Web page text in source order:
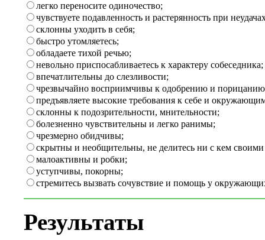
легко переносите одиночество;
чувствуете подавленность и растерянность при
склонны уходить в себя;
быстро утомляетесь;
обладаете тихой речью;
невольно приспосабливаетесь к характеру собеседника;
впечатлительны до слезливости;
чрезвычайно восприимчивы к одобрению и
предъявляете высокие требования к себе и
склонны к подозрительности, мнительности;
болезненно чувствительны и легко ранимы;
чрезмерно обидчивы;
скрытны и необщительны, не делитесь ни с кем
малоактивны и робки;
уступчивы, покорны;
стремитесь вызвать сочувствие и помощь у
Результаты